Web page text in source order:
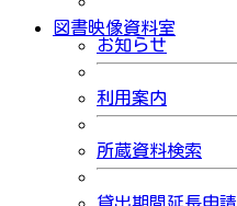
図書映像資料室
お知らせ
利用案内
所蔵資料検索